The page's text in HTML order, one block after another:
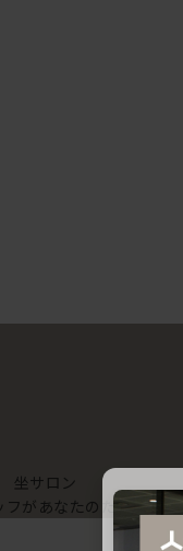
坐サロン
があなたのための椅